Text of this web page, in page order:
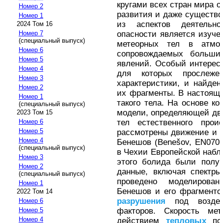
Номер 2
Номер 1
2024 Том 16
Номер 7
(специальный выпуск)
Номер 6
Номер 5
Номер 4
Номер 3
Номер 2
Номер 1
(специальный выпуск)
2023 Том 15
Номер 6
Номер 5
Номер 4
(специальный выпуск)
Номер 3
Номер 2
(специальный выпуск)
Номер 1
2022 Том 14
Номер 6
Номер 5
Номер 4
кругами всех стран мира
развития и даже
из аспектов
опасности является
метеорных тел в
сопровождаемых
явлений. Особый
для которых
характеристики, и
их фрагменты. В
такого тела. На основе
модели, определяющей
тел естественного
рассмотрены движение и
Бенешов (Benešov,
в Чехии Европейской
этого болида были
данные, включая
проведено
Бенешов и его
разрушения под
факторов. Скорость
действием тепловых